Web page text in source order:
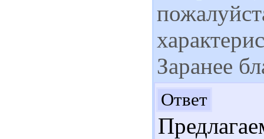
Заранее
Ответ